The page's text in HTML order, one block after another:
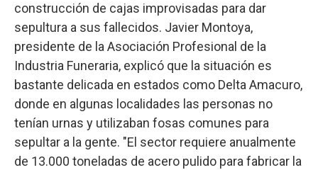
construcción de cajas improvisadas para dar
sepultura a sus fallecidos. Javier Montoya,
presidente de la Asociación Profesional de la
Industria Funeraria, explicó que la situación es
bastante delicada en estados como Delta Amacuro,
donde en algunas localidades las personas no
tenían urnas y utilizaban fosas comunes para
sepultar a la gente. "El sector requiere anualmente
de 13.000 toneladas de acero pulido para fabricar la